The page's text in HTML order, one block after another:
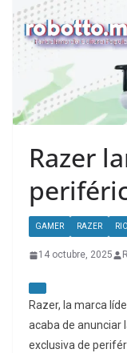
Razer
GAMER RAZER
14 octubre, 2025
Razer, la marca
acaba de anunciar
exclusiva de